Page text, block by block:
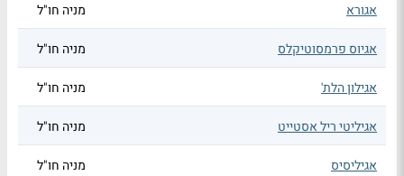
אגורא מניה חו"ל
אגיוס פרמסוטיקלס מניה חו"ל
אגילון הלת' מניה חו"ל
אגיליטי ריל אסטייט מניה חו"ל
אגיליסיס מניה חו"ל